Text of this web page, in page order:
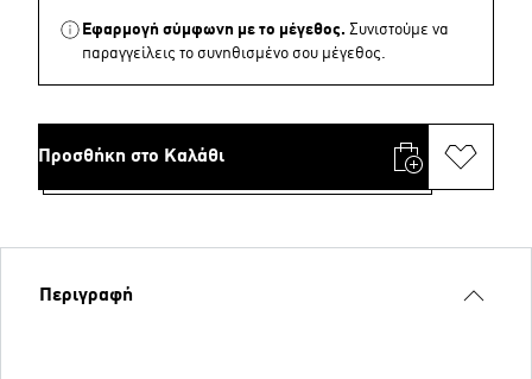
Εφαρμογή σύμφωνη με το μέγεθος. Συνιστούμε να
παραγγείλεις το συνηθισμένο σου μέγεθος.
Προσθήκη στο Καλάθι
Περιγραφή